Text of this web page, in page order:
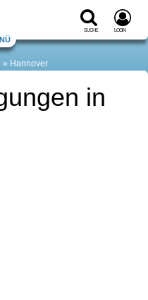
Suche Login
Hannover
in